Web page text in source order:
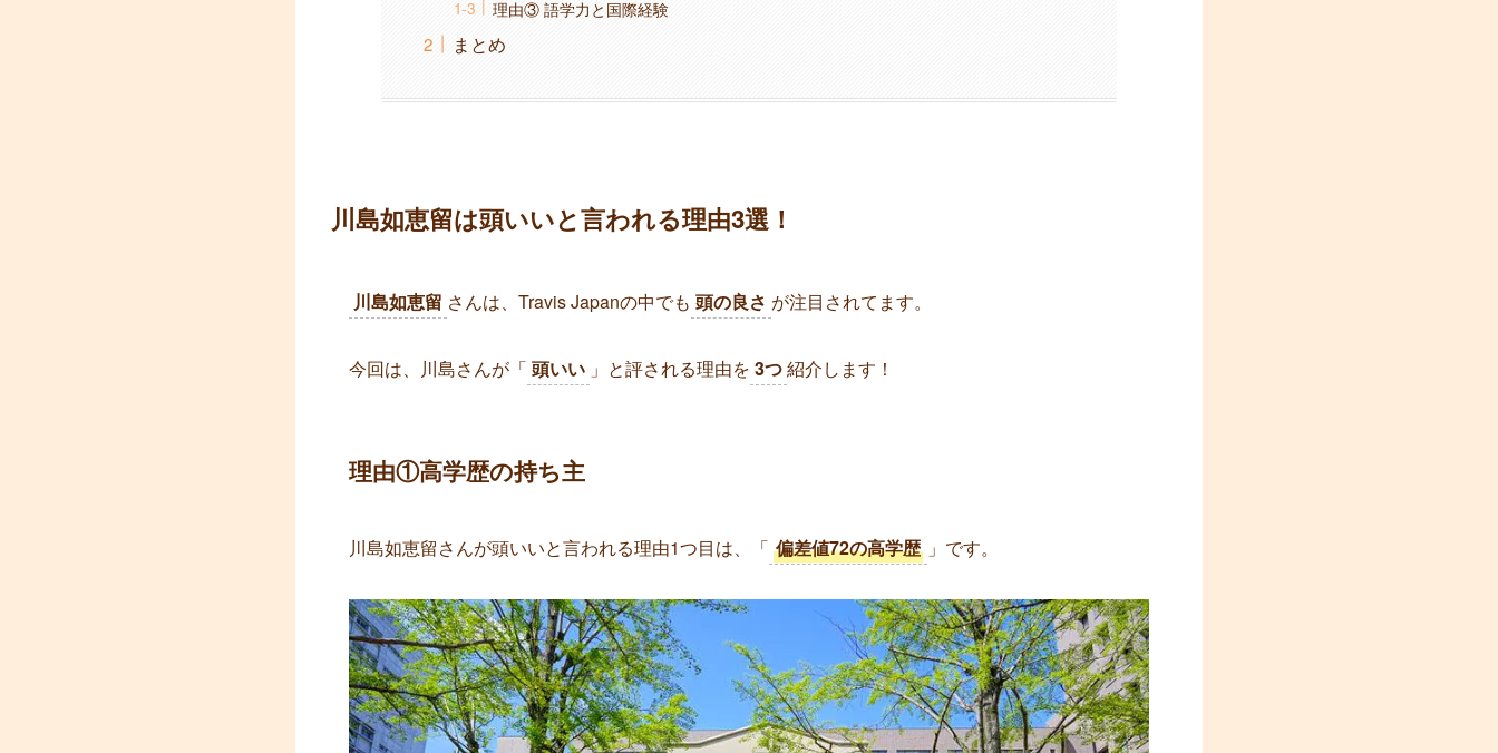
理由③ 語学力と国際経験
まとめ
川島如恵留は頭いいと言われる理由3選！
川島如恵留 さんは、Travis Japanの中でも 頭の良さ が注目されてます。
今回は、川島さんが「 頭いい 」と評される理由を 3つ紹介します！
理由①高学歴の持ち主
川島如恵留さんが頭いいと言われる理由1つ目は、「 偏差値72の高学歴 」です。